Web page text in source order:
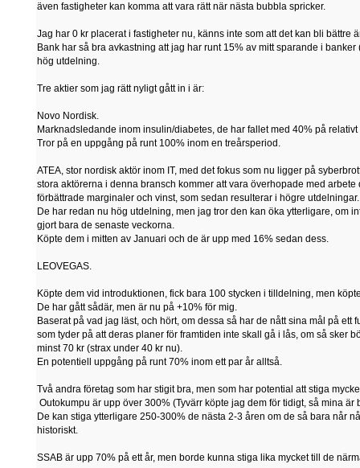
även fastigheter kan komma att vara rätt när nästa bubbla spricker.
Jag har 0 kr placerat i fastigheter nu, känns inte som att det kan bli bättre
Bank har så bra avkastning att jag har runt 15% av mitt sparande i
hög utdelning.
Tre aktier som jag rätt nyligt gått in i är:
Novo Nordisk.
Marknadsledande inom insulin/diabetes, de har fallet med 40% på
Tror på en uppgång på runt 100% inom en treårsperiod.
ATEA, stor nordisk aktör inom IT, med det fokus som nu ligger på
stora aktörerna i denna bransch kommer att vara överhopade med arbete
förbättrade marginaler och vinst, som sedan resulterar i högre utdelningar.
De har redan nu hög utdelning, men jag tror den kan öka ytterligare, om
gjort bara de senaste veckorna.
Köpte dem i mitten av Januari och de är upp med 16% sedan dess.
LEOVEGAS.
Köpte dem vid introduktionen, fick bara 100 stycken i tilldelning, men
De har gått sådär, men är nu på +10% för mig.
Baserat på vad jag läst, och hört, om dessa så har de nått sina mål på ett
som tyder på att deras planer för framtiden inte skall gå i lås, om så sker
minst 70 kr (strax under 40 kr nu).
En potentiell uppgång på runt 70% inom ett par år alltså.
Två andra företag som har stigit bra, men som har potential att stiga
Outokumpu är upp över 300% (Tyvärr köpte jag dem för tidigt, så mina
De kan stiga ytterligare 250-300% de nästa 2-3 åren om de så bara når
historiskt.
SSAB är upp 70% på ett år, men borde kunna stiga lika mycket till de